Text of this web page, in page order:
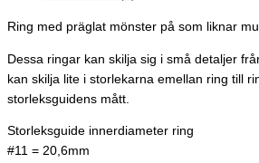
Ring med präglat mönster på som liknar
Dessa ringar kan skilja sig i små detaljer
kan skilja lite i storlekarna emellan ring till
storleksguidens mått.
Storleksguide innerdiameter ring
#11 = 20,6mm